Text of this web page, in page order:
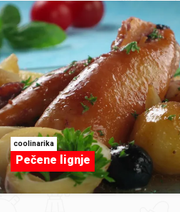
coolinarika
Pečene lignje